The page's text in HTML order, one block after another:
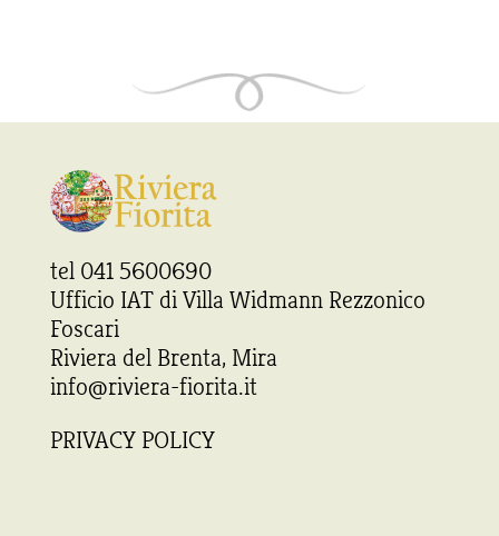
tel 041 5600690
Ufficio IAT di Villa Widmann Rezzonico
Foscari
Riviera del Brenta, Mira
info@riviera-fiorita.it
PRIVACY POLICY